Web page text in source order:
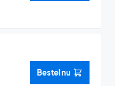
Bestel nu